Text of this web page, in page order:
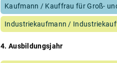
Kaufmann / Kauffrau für Groß-
Industriekaufmann /
4. Ausbildungsjahr